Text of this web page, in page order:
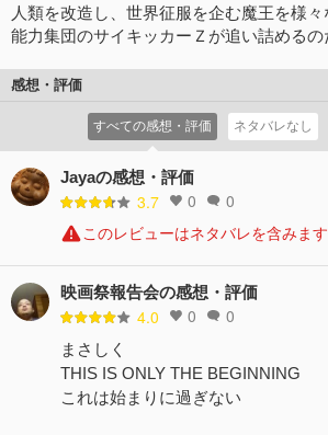
人類を改造し、世界征服を企む魔王を様
能力集団のサイキッカーＺが追い詰めるの
感想・評価
すべての感想・評価 ネタバレなし
Jayaの感想・評価
3.7 0 0
このレビューはネタバレを含みます
映画祭報告会の感想・評価
4.0 0 0
まさしく
THIS IS ONLY THE BEGINNING
これは始まりに過ぎない